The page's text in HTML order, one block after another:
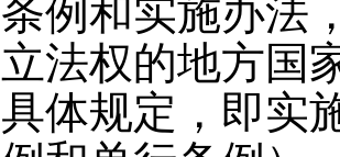
条例和实施办法
立法权的地方国
具体规定，即实